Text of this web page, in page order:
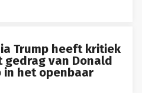
Trump heeft kritiek
gedrag van Donald
in het openbaar